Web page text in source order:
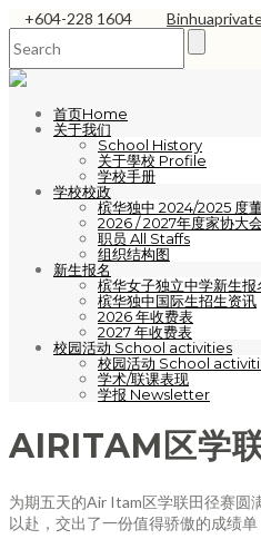
+604-228 1604
首页Home
关于我们
School History
关于學校 Profile
学校手册
学校校政
槟华独中 2024/2025 度
2026 / 2027年度家协大
职员 All Staffs
组织结构图
新生报名
槟华女子独立中学新生报
槟华独中国际生招生资讯
2026 年收费表
2027 年收费表
校园活动 School activities
校园活动 School
学术/联课表现
学报 Newsletter
AIRITAM区学
为期五天的Air Itam区学联田径赛圆
以赴，交出了一份值得骄傲的成绩单